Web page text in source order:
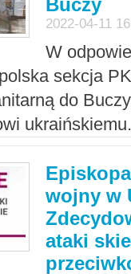
2022-04-11
W
sekcja
do
wojny w
ataki